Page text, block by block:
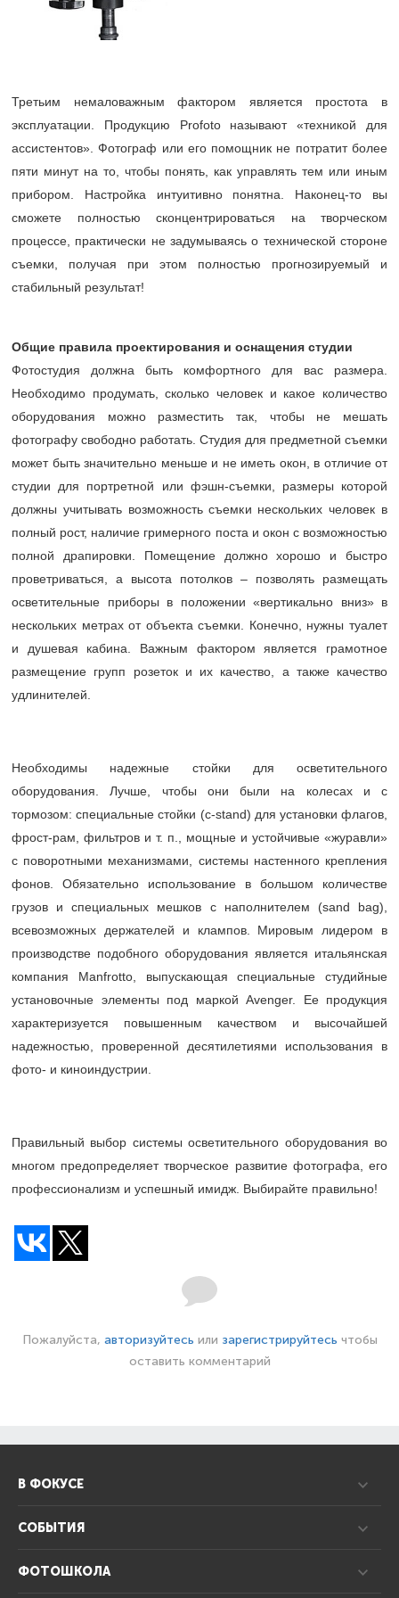
Третьим немаловажным фактором является простота в
эксплуатации. Продукцию Profoto называют «техникой для
ассистентов». Фотограф или его помощник не потратит более
пяти минут на то, чтобы понять, как управлять тем или иным
прибором. Настройка интуитивно понятна. Наконец-то вы
сможете полностью сконцентрироваться на творческом
процессе, практически не задумываясь о технической стороне
съемки, получая при этом полностью прогнозируемый и
стабильный результат!
Общие правила проектирования и оснащения студии
Фотостудия должна быть комфортного для вас размера.
Необходимо продумать, сколько человек и какое количество
оборудования можно разместить так, чтобы не мешать
фотографу свободно работать. Студия для предметной съемки
может быть значительно меньше и не иметь окон, в отличие от
студии для портретной или фэшн-съемки, размеры которой
должны учитывать возможность съемки нескольких человек в
полный рост, наличие гримерного поста и окон с возможностью
полной драпировки. Помещение должно хорошо и быстро
проветриваться, а высота потолков – позволять размещать
осветительные приборы в положении «вертикально вниз» в
нескольких метрах от объекта съемки. Конечно, нужны туалет
и душевая кабина. Важным фактором является грамотное
размещение групп розеток и их качество, а также качество
удлинителей.
Необходимы надежные стойки для осветительного
оборудования. Лучше, чтобы они были на колесах и с
тормозом: специальные стойки (с-stand) для установки флагов,
фрост-рам, фильтров и т. п., мощные и устойчивые «журавли»
с поворотными механизмами, системы настенного крепления
фонов. Обязательно использование в большом количестве
грузов и специальных мешков с наполнителем (sand bag),
всевозможных держателей и клампов. Мировым лидером в
производстве подобного оборудования является итальянская
компания Manfrotto, выпускающая специальные студийные
установочные элементы под маркой Avenger. Ее продукция
характеризуется повышенным качеством и высочайшей
надежностью, проверенной десятилетиями использования в
фото- и киноиндустрии.
Правильный выбор системы осветительного оборудования во
многом предопределяет творческое развитие фотографа, его
профессионализм и успешный имидж. Выбирайте правильно!
Пожалуйста, авторизуйтесь или зарегистрируйтесь чтобы
оставить комментарий
В ФОКУСЕ
СОБЫТИЯ
ФОТОШКОЛА